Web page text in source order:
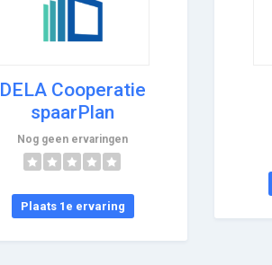
DELA Cooperatie
spaarPlan
Nog geen ervaringen
Plaats 1e ervaring